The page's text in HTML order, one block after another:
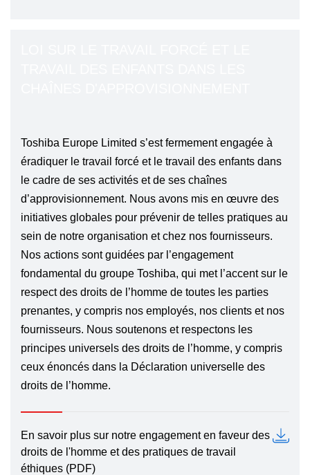
Toshiba Europe Limited s’est fermement engagée à
éradiquer le travail forcé et le travail des enfants dans
le cadre de ses activités et de ses chaînes
d’approvisionnement. Nous avons mis en œuvre des
initiatives globales pour prévenir de telles pratiques au
sein de notre organisation et chez nos fournisseurs.
Nos actions sont guidées par l’engagement
fondamental du groupe Toshiba, qui met l’accent sur le
respect des droits de l’homme de toutes les parties
prenantes, y compris nos employés, nos clients et nos
fournisseurs. Nous soutenons et respectons les
principes universels des droits de l’homme, y compris
ceux énoncés dans la Déclaration universelle des
droits de l’homme.
En savoir plus sur notre engagement en faveur des
droits de l'homme et des pratiques de travail
éthiques (PDF)